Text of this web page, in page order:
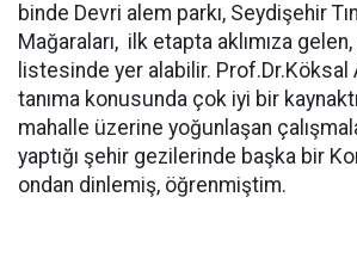
binde Devri alem parkı, Seydişehir
Mağaraları, ilk etapta aklımıza
listesinde yer alabilir. Prof.Dr.Köksal
tanıma konusunda çok iyi bir
mahalle üzerine yoğunlaşan
yaptığı şehir gezilerinde başka bir
ondan dinlemiş, öğrenmiştim.